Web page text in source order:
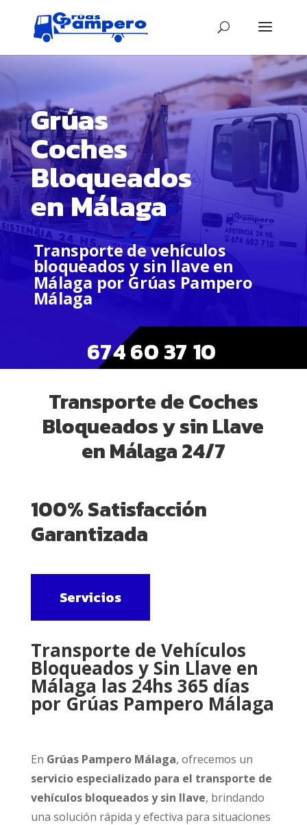
Grúas
Coches
Bloqueados
en Málaga
Transporte de vehículos
bloqueados y sin llave en
Málaga por Grúas Pampero
Málaga
674 60 37 10
Transporte de Coches
Bloqueados y sin Llave
en Málaga 24/7
100% Satisfacción
Garantizada
Servicios
Transporte de Vehículos
Bloqueados y Sin Llave en
Málaga las 24hs 365 días
por Grúas Pampero Málaga
En Grúas Pampero Málaga, ofrecemos un
servicio especializado para el transporte de
vehículos bloqueados y sin llave, brindando
una solución rápida y efectiva para situaciones